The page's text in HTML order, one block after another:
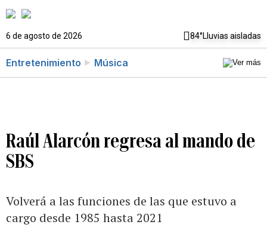
6 de agosto de 2026 84°Lluvias aisladas
Entretenimiento Música
Raúl Alarcón regresa al mando de
SBS
Volverá a las funciones de las que estuvo a
cargo desde 1985 hasta 2021